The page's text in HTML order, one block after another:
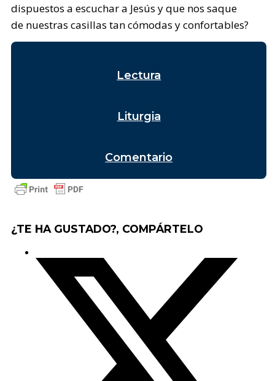
dispuestos a escuchar a Jesús y que nos saque
de nuestras casillas tan cómodas y confortables?
Lectura
Liturgia
Comentario
¿TE HA GUSTADO?, COMPÁRTELO